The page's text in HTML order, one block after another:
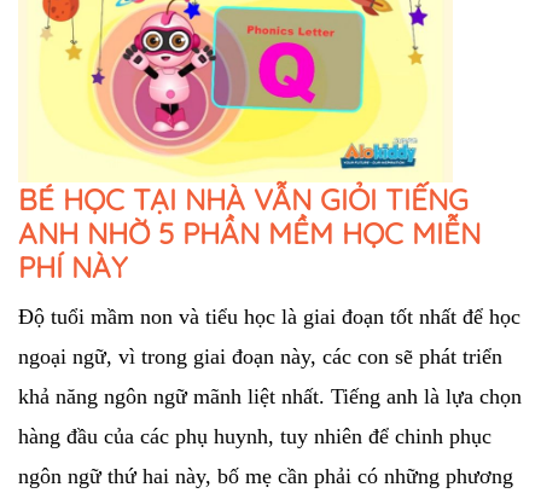
BÉ HỌC TẠI NHÀ VẪN GIỎI TIẾNG
ANH NHỜ 5 PHẦN MỀM HỌC MIỄN
PHÍ NÀY
Độ tuổi mầm non và tiểu học là giai đoạn tốt nhất để học
ngoại ngữ, vì trong giai đoạn này, các con sẽ phát triển
khả năng ngôn ngữ mãnh liệt nhất. Tiếng anh là lựa chọn
hàng đầu của các phụ huynh, tuy nhiên để chinh phục
ngôn ngữ thứ hai này, bố mẹ cần phải có những phương